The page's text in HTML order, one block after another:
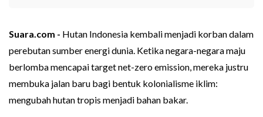
Suara.com - Hutan Indonesia kembali menjadi korban dalam
perebutan sumber energi dunia. Ketika negara-negara maju
berlomba mencapai target net-zero emission, mereka justru
membuka jalan baru bagi bentuk kolonialisme iklim:
mengubah hutan tropis menjadi bahan bakar.